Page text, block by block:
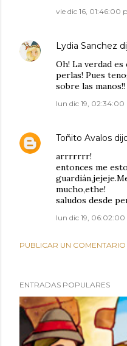
vie dic 16, 01:46:00
Lydia Sanchez
Oh! La verdad
perlas! Pues
sobre las
lun dic 19, 02:34:00
Toñito Avalos
arrrrrrr!
entonces me
mucho,ethe!
saludos desde
lun dic 19, 06:02:00
PUBLICAR UN COMENTARIO
ENTRADAS POPULARES